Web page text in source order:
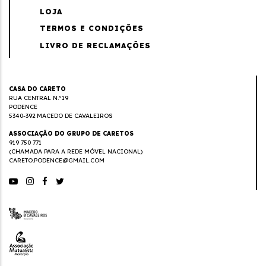
LOJA
TERMOS E CONDIÇÕES
LIVRO DE RECLAMAÇÕES
CASA DO CARETO
RUA CENTRAL N.º19
PODENCE
5340-392 MACEDO DE CAVALEIROS
ASSOCIAÇÃO DO GRUPO DE CARETOS
919 750 771
(CHAMADA PARA A REDE MÓVEL NACIONAL)
CARETO.PODENCE@GMAIL.COM